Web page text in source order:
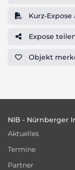
Kurz-Expose
Expose
Objekt
NIB - Nürnberger
Aktuelles
Termine
Partner